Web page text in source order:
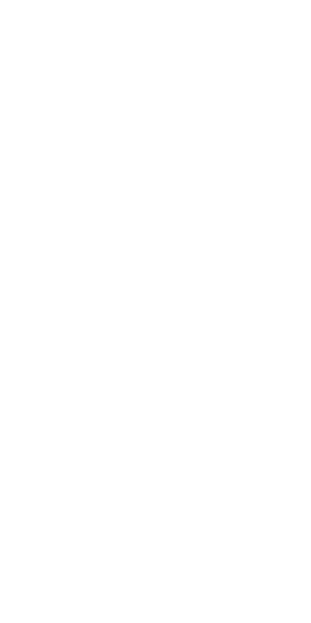
させていただ
了承ください。
き作成されるも
をご了承くださ
御機器販売店・
ようお願いしま
にご登録され
社の共同利用者
1000ppm以下、
下、フタル酸ジブチ
はありません。
年1月12日よ
) : 1000ppm、
ない年数を意
貨物等」とい
要な手段を講じ
これらの製造装
ムロン制御